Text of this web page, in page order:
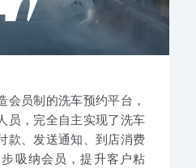
会员制的洗车预约平台，
员，完全自主实现了洗车
款、发送通知、到店消费
吸纳会员，提升客户粘